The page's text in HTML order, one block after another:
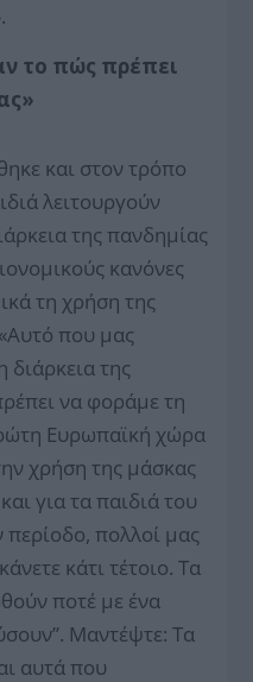
το πώς πρέπει
και στον τρόπο
λειτουργούν
της πανδημίας
κανόνες
τη χρήση της
που μας
διάρκεια της
να φοράμε τη
Ευρωπαϊκή χώρα
χρήση της μάσκας
για τα παιδιά του
περίοδο, πολλοί μας
κάτι τέτοιο. Τα
ποτέ με ένα
Μαντέψτε: Τα
αυτά που